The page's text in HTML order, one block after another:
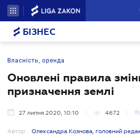
БІЗНЕС
Власність, оренда
Оновлені правила
призначення землі
27 липня 2020, 10:10 4672
Автор: Олександра Кознова, головний